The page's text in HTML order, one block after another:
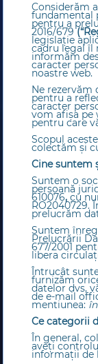
Considerăm
fundamental
pentru a
2016/679
legislație
cadru legal îl
informăm
caracter
noastre web.
Ne rezervăm
pentru a
caracter
vom afișa pe
pentru care
Scopul
colectăm și
Cine suntem
Suntem o
persoană
610076, cu
RO2040729.
prelucrăm
Suntem
Prelucrării
677/2001
libera
Întrucât
furnizăm
datelor dvs,
de e-mail
mentiunea:
Ce categorii
În general,
aveți
informații de